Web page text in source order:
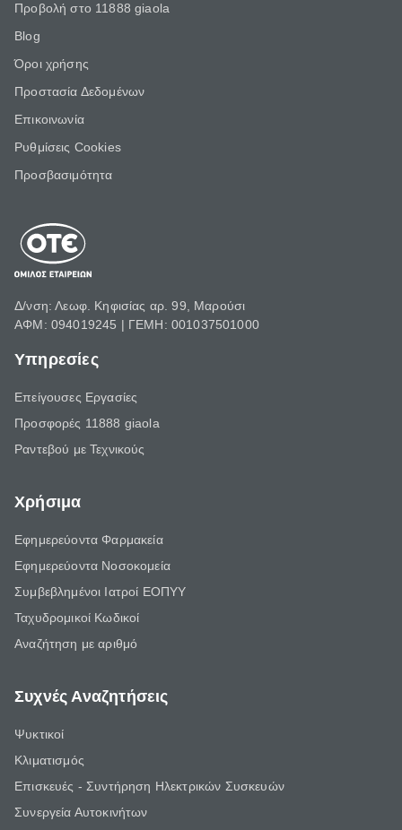
Προβολή στο 11888 giaola
Blog
Όροι χρήσης
Προστασία Δεδομένων
Επικοινωνία
Ρυθμίσεις Cookies
Προσβασιμότητα
Δ/νση: Λεωφ. Κηφισίας αρ. 99, Μαρούσι
ΑΦΜ: 094019245 | ΓΕΜΗ: 001037501000
Υπηρεσίες
Επείγουσες Εργασίες
Προσφορές 11888 giaola
Ραντεβού με Τεχνικούς
Χρήσιμα
Εφημερεύοντα Φαρμακεία
Εφημερεύοντα Νοσοκομεία
Συμβεβλημένοι Ιατροί ΕΟΠΥΥ
Ταχυδρομικοί Κωδικοί
Αναζήτηση με αριθμό
Συχνές Αναζητήσεις
Ψυκτικοί
Κλιματισμός
Επισκευές - Συντήρηση Ηλεκτρικών Συσκευών
Συνεργεία Αυτοκινήτων